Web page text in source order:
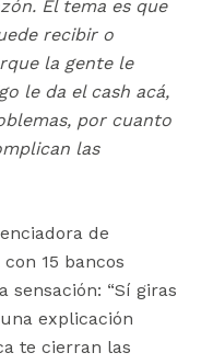
El tema es que
recibir o
la gente le
le da el cash acá,
por cuanto
las
de
15 bancos
sensación: “Sí giras
explicación
te cierran las